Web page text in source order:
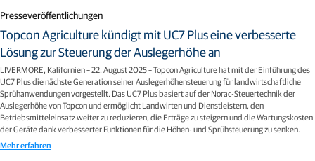
Presseveröffentlichungen
Topcon Agriculture kündigt mit UC7 Plus eine verbesserte
Lösung zur Steuerung der Auslegerhöhe an
LIVERMORE, Kalifornien – 22. August 2025 – Topcon Agriculture hat mit der Einführung des
UC7 Plus die nächste Generation seiner Auslegerhöhensteuerung für landwirtschaftliche
Sprühanwendungen vorgestellt. Das UC7 Plus basiert auf der Norac-Steuertechnik der
Auslegerhöhe von Topcon und ermöglicht Landwirten und Dienstleistern, den
Betriebsmitteleinsatz weiter zu reduzieren, die Erträge zu steigern und die Wartungskosten
der Geräte dank verbesserter Funktionen für die Höhen- und Sprühsteuerung zu senken.
Mehr erfahren